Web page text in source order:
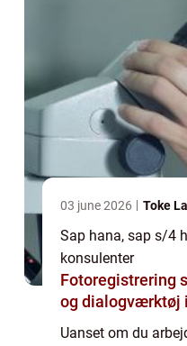
03 june 2026 Toke
Sap hana, sap s/4
konsulenter
Fotoregistrering
og dialogværktøj
Uanset om du